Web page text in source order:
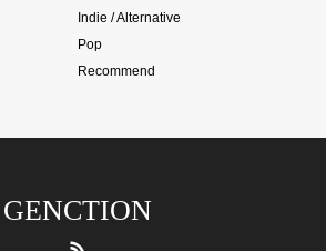
Indie / Alternative
Pop
Recommend
GENCTION